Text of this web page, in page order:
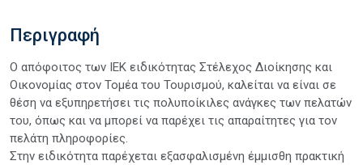
Περιγραφή
O απόφοιτος των ΙΕΚ ειδικότητας Στέλεχος Διοίκησης και
Οικονομίας στον Τομέα του Τουρισμού, καλείται να είναι σε
θέση να εξυπηρετήσει τις πολυποίκιλες ανάγκες των πελατών
του, όπως και να μπορεί να παρέχει τις απαραίτητες για τον
πελάτη πληροφορίες.
Στην ειδικότητα παρέχεται εξασφαλισμένη έμμισθη πρακτική